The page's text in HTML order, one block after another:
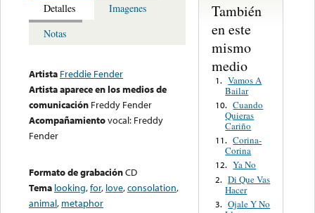
Detalles
Imagenes
Notas
Artista Freddie Fender
Artista aparece en los medios de
comunicación Freddy Fender
Acompañamientovocal: Freddy
Fender
Formato de grabaciónCD
Tema looking,for, love,consolation,
animal, metaphor
También
en este
mismo
medio
1. Vamos A
Bailar
10. Cuando
Quieras
Cariño
11. Corina-
Corina
12. Ya No
2. Di Que Vas
Hacer
3. Ojale Y No